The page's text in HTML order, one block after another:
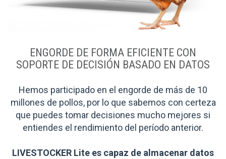
ENGORDE DE FORMA EFICIENTE CON
SOPORTE DE DECISIÓN BASADO EN DATOS
Hemos participado en el engorde de más de 10
millones de pollos, por lo que sabemos con certeza
que puedes tomar decisiones mucho mejores si
entiendes el rendimiento del período anterior.
LIVESTOCKER Lite es capaz de almacenar datos